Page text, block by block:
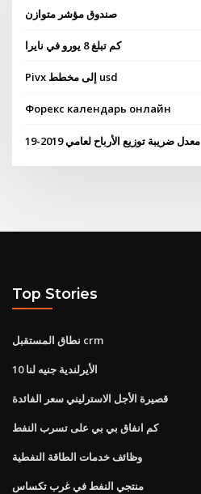
صندوق مؤشر متوازن
كم تبلغ 8 يورو في نايرا
Pivx إلى مخطط usd
Форекс календарь онлайн
معدل ضريبة توزيع الأرباح لعامي 2019-19
Top Stories
نطاق المستقبل crm
10 الأيرلندية جنيه لنا
قصيرة الأجل الاسترليني سعر الفائدة
كم انفاق بي بي على تسرب النفط
وظائف خدمات الطاقة النفطية
منتجي النفط في غرب تكساس